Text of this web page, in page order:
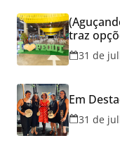
traz
gratuitas
Goiânia
31 de
Em
31 de